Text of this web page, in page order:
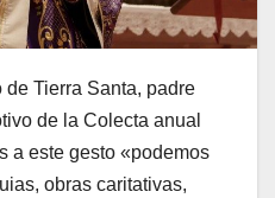
Tierra Santa, padre
de la Colecta anual
a este gesto «podemos
obras caritativas,